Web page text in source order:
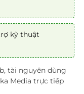
kỹ thuật
tài nguyên dùng
Media trực tiếp